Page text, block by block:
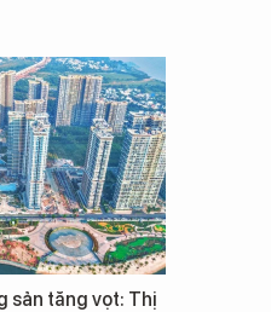
sản tăng vọt: Thị